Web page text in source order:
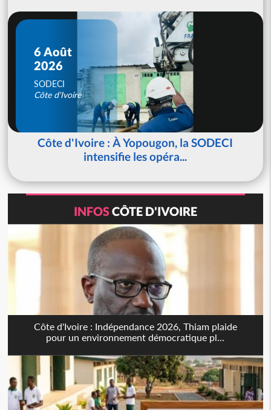
6 Août
2026
SODECI
Côte d'Ivoire
Côte d'Ivoire : À Yopougon, la SODECI
intensifie les opéra...
INFOSCÔTE D'IVOIRE
Côte d'Ivoire : Indépendance 2026, Thiam plaide
pour un environnement démocratique pl...